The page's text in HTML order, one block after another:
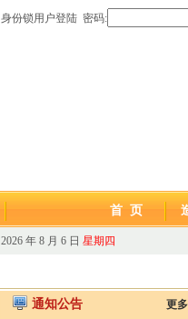
身份锁用户登陆 密码:
首 页
2026 年 8 月 6 日 星期四
通知公告 更多